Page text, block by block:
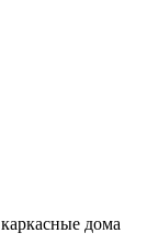
дома